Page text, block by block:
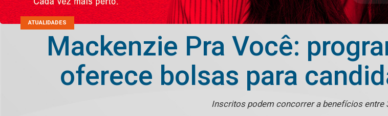
ATUALIDADES
Mackenzie Pra Você:
oferece bolsas para
Inscritos podem concorrer a benefícios entre